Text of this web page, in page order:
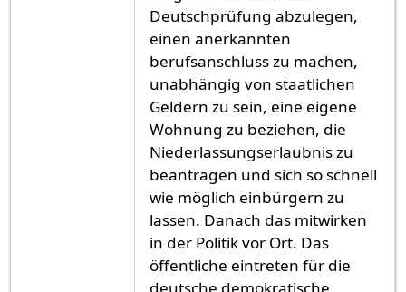
Deutschprüfung abzulegen,
einen anerkannten
berufsanschluss zu machen,
unabhängig von staatlichen
Geldern zu sein, eine eigene
Wohnung zu beziehen, die
Niederlassungserlaubnis zu
beantragen und sich so schnell
wie möglich einbürgern zu
lassen. Danach das mitwirken
in der Politik vor Ort. Das
öffentliche eintreten für die